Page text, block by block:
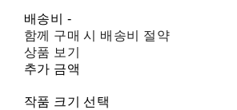
배송비 -
함께 구매 시 배송비 절약
상품 보기
추가 금액
작품 크기 선택